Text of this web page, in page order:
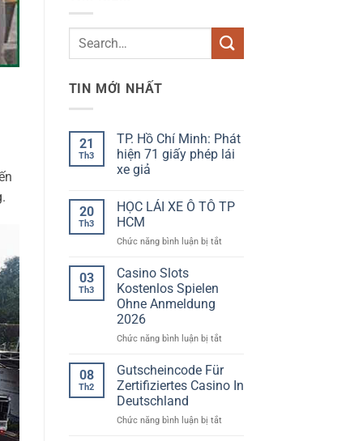
TIN MỚI NHẤT
21
Th3
TP. Hồ Chí Minh: Phát
hiện 71 giấy phép lái
xe giả
bình
luận
ở
TP.
Minh:
Phát
hiện
71
giấy
phép
lái
xe
20
Th3
HỌC LÁI XE Ô TÔ TP
HCM
Chức năng bình luận bị tắtở
HCM
03
Th3
Casino Slots
Kostenlos Spielen
Ohne Anmeldung
2026
Chức năng bình luận bị tắtở
Slots
Kostenlos
Spielen
Anmeldung
08
Th2
Gutscheincode Für
Zertifiziertes Casino In
Deutschland
Chức năng bình luận bị tắtở